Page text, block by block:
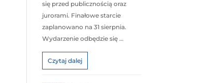
się przed publicznością oraz
jurorami. Finałowe starcie
zaplanowano na 31 sierpnia.
Wydarzenie odbędzie się …
Czytaj dalej